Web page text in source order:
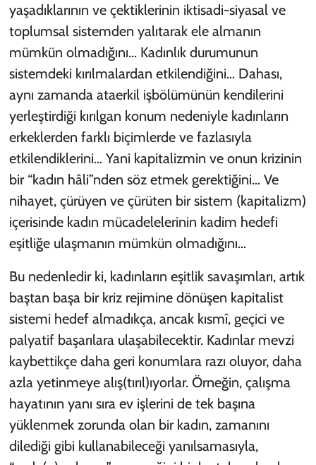
yaşadıklarının ve çektiklerinin iktisadi-siyasal ve
toplumsal sistemden yalıtarak ele almanın
mümkün olmadığını… Kadınlık durumunun
sistemdeki kırılmalardan etkilendiğini… Dahası,
aynı zamanda ataerkil işbölümünün kendilerini
yerleştirdiği kırılgan konum nedeniyle kadınların
erkeklerden farklı biçimlerde ve fazlasıyla
etkilendiklerini… Yani kapitalizmin ve onun krizinin
bir “kadın hâli”nden söz etmek gerektiğini… Ve
nihayet, çürüyen ve çürüten bir sistem (kapitalizm)
içerisinde kadın mücadelelerinin kadim hedefi
eşitliğe ulaşmanın mümkün olmadığını…
Bu nedenledir ki, kadınların eşitlik savaşımları, artık
baştan başa bir kriz rejimine dönüşen kapitalist
sistemi hedef almadıkça, ancak kısmî, geçici ve
palyatif başarılara ulaşabilecektir. Kadınlar mevzi
kaybettikçe daha geri konumlara razı oluyor, daha
azla yetinmeye alış(tırıl)ıyorlar. Örneğin, çalışma
hayatının yanı sıra ev işlerini de tek başına
yüklenmek zorunda olan bir kadın, zamanını
dilediği gibi kullanabileceği yanılsamasıyla,